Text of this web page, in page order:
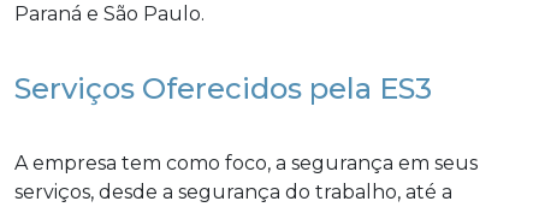
Paraná e São Paulo.
Serviços Oferecidos pela ES3
A empresa tem como foco, a segurança em seus
serviços, desde a segurança do trabalho, até a